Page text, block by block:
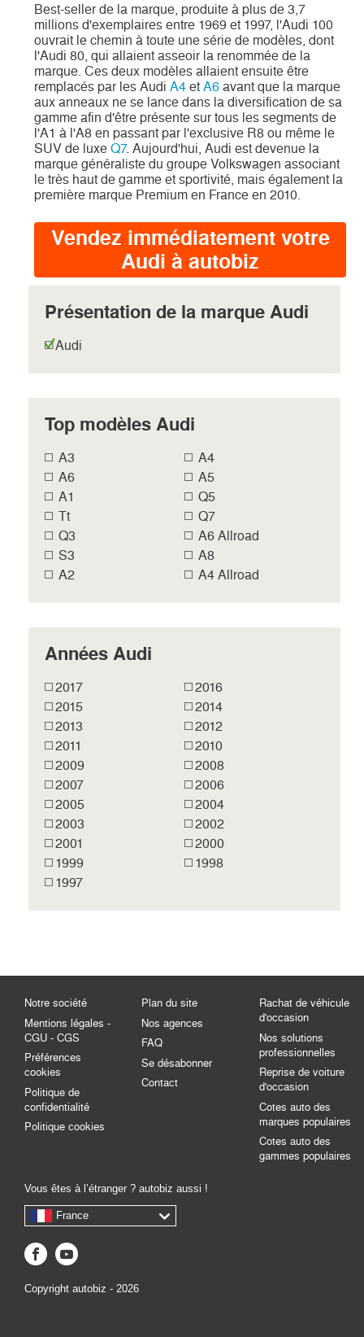
Best-seller de la marque, produite à plus de 3,7
millions d'exemplaires entre 1969 et 1997, l'Audi 100
ouvrait le chemin à toute une série de modèles, dont
l'Audi 80, qui allaient asseoir la renommée de la
marque. Ces deux modèles allaient ensuite être
remplacés par les AudiA4 etA6 avant que la marque
aux anneaux ne se lance dans la diversification de sa
gamme afin d'être présente sur tous les segments de
l'A1 à l'A8 en passant par l'exclusive R8 ou même le
SUV de luxeQ7. Aujourd'hui, Audi est devenue la
marque généraliste du groupe Volkswagen associant
le très haut de gamme et sportivité, mais également la
première marque Premium en France en 2010.
Vendez immédiatement votre
Audi à autobiz
Présentation de la marque Audi
Audi
Top modèles Audi
A3
A4
A6
A5
A1
Q5
Tt
Q7
Q3
A6 Allroad
S3
A8
A2
A4 Allroad
Années Audi
2017
2016
2015
2014
2013
2012
2011
2010
2009
2008
2007
2006
2005
2004
2003
2002
2001
2000
1999
1998
1997
Notre société
Mentions légales -
CGU - CGS
Préférences
cookies
Politique de
confidentialité
Politique cookies
Plan du site
Nos agences
FAQ
Se désabonner
Contact
Rachat de véhicule
d'occasion
Nos solutions
professionnelles
Reprise de voiture
d'occasion
Cotes auto des
marques populaires
Cotes auto des
gammes populaires
Vous êtes à l’étranger ? autobiz aussi !
France
Copyright autobiz - 2026